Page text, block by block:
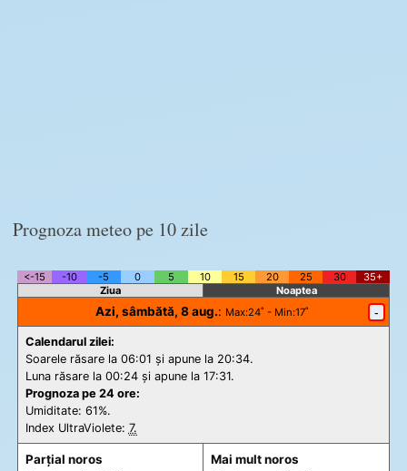
Prognoza meteo pe 10 zile
<-15 -10 -5 0 5 10 15 20 25 30
35+
Ziua
Noaptea
Azi, sâmbătă, 8 aug.: Max:24˚ - Min:17˚ -
Calendarul zilei:
Soarele răsare la 06:01 și apune la 20:34.
Luna răsare la 00:24 și apune la 17:31.
Prognoza pe 24 ore:
Umiditate: 61%.
Index UltraViolete: 7.
Parțial noros
Mai mult noros